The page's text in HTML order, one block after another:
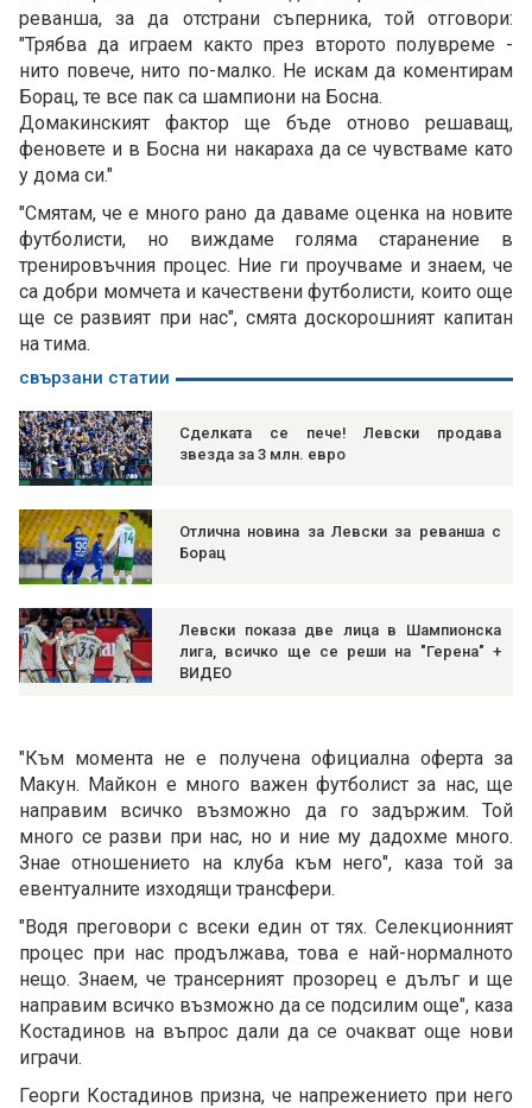
реванша, за да отстрани съперника, той отговори:
"Трябва да играем както през второто полувреме -
нито повече, нито по-малко. Не искам да коментирам
Борац, те все пак са шампиони на Босна.
Домакинският фактор ще бъде отново решаващ,
феновете и в Босна ни накараха да се чувстваме като
у дома си."
"Смятам, че е много рано да даваме оценка на новите
футболисти, но виждаме голяма старанение в
тренировъчния процес. Ние ги проучваме и знаем, че
са добри момчета и качествени футболисти, които още
ще се развият при нас", смята доскорошният капитан
на тима.
свързани статии
Сделката се пече! Левски продава
звезда за 3 млн. евро
Отлична новина за Левски за реванша с
Борац
Левски показа две лица в Шампионска
лига, всичко ще се реши на "Герена" +
ВИДЕО
"Към момента не е получена официална оферта за
Макун. Майкон е много важен футболист за нас, ще
направим всичко възможно да го задържим. Той
много се разви при нас, но и ние му дадохме много.
Знае отношението на клуба към него", каза той за
евентуалните изходящи трансфери.
"Водя преговори с всеки един от тях. Селекционният
процес при нас продължава, това е най-нормалното
нещо. Знаем, че трансерният прозорец е дълъг и ще
направим всичко възможно да се подсилим още", каза
Костадинов на въпрос дали да се очакват още нови
играчи.
Георги Костадинов призна, че напрежението при него